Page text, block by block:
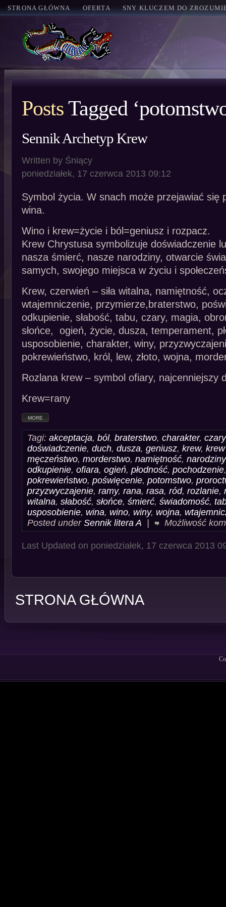
STRONA GŁÓWNA OFERTA SNY KLUCZEM DO
PostsTagged
Sennik Archetyp Krew
Written by Śniący
poniedziałek, 17 czerwca 2013 09:12
Symbol życia. W snach może przejawiać się
wina.
Wino i krew=życie i ból=geniusz i rozpacz.
Krew Chrystusa symbolizuje doświadczenie
nasza śmierć, nasze narodziny, otwarcie
samych, swojego miejsca w życiu i
Krew, czerwień – siła witalna, namiętność,
wtajemniczenie, przymierze,braterstwo,
odkupienie, słabość, tabu, czary, magia,
słońce, ogień, życie, dusza, temperament,
usposobienie, charakter, winy,
pokrewieństwo, król, lew, złoto, wojna,
Rozlana krew – symbol ofiary, najcenniejszy
Krew=rany
MORE
Tagi: akceptacja, ból, braterstwo, charakter, czary
doświadczenie, duch, dusza, geniusz, krew,
męczeństwo, morderstwo, namiętność, narodziny
odkupienie, ofiara, ogień, płodność, pochodzenie
pokrewieństwo, poświęcenie, potomstwo,
przyzwyczajenie, ramy, rana, rasa, ród, rozlanie,
witalna, słabość, słońce, śmierć, świadomość,
usposobienie, wina, wino, winy, wojna,
Posted under Sennik litera A Możliwość
Last Updated on poniedziałek, 17 czerwca 2013
STRONA GŁÓWNA